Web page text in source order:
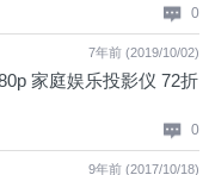
0
7年前 (2019/10/02)
家庭娱乐投影仪 72折
0
9年前 (2017/10/18)